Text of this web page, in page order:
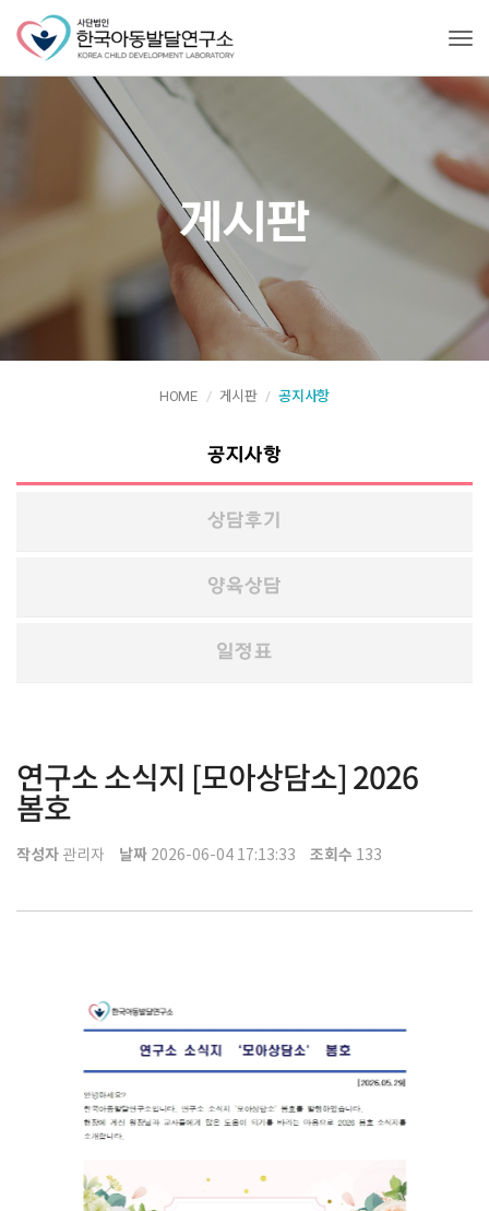
게시판
HOME 게시판 공지사항
공지사항
상담후기
양육상담
일정표
연구소 소식지 [모아상담소] 2026
봄호
작성자 관리자 날짜 2026-06-04 17:13:33 조회수 133